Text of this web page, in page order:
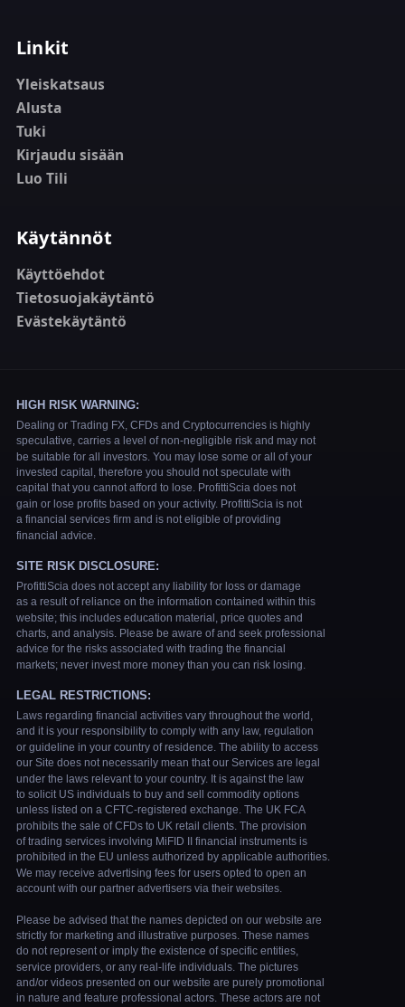
Linkit
Yleiskatsaus
Alusta
Tuki
Kirjaudu sisään
Luo Tili
Käytännöt
Käyttöehdot
Tietosuojakäytäntö
Evästekäytäntö